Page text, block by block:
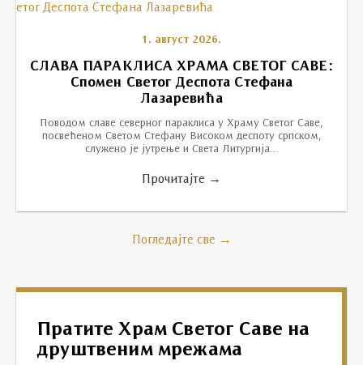
1. август 2026.
СЛАВА ПАРАКЛИСА ХРАМА СВЕТОГ САВЕ:
Спомен Светог Деспота Стефана
Лазаревића
Поводом славе северног параклиса у Храму Светог Саве,
посвећеном Светом Стефану Високом деспоту српском,
служено је јутрење и Света Литургија…
Прочитајте →
Погледајте све →
Пратите Храм Светог Саве на
друштвеним мрежама